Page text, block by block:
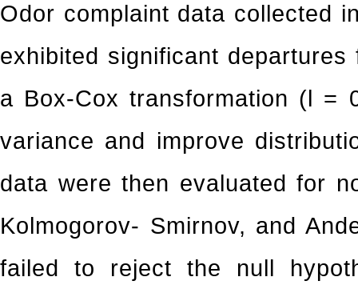
Odor complaint data collected
exhibited significant
a Box-Cox transformation (l =
variance and improve
data were then evaluated for
Kolmogorov- Smirnov, and
failed to reject the null